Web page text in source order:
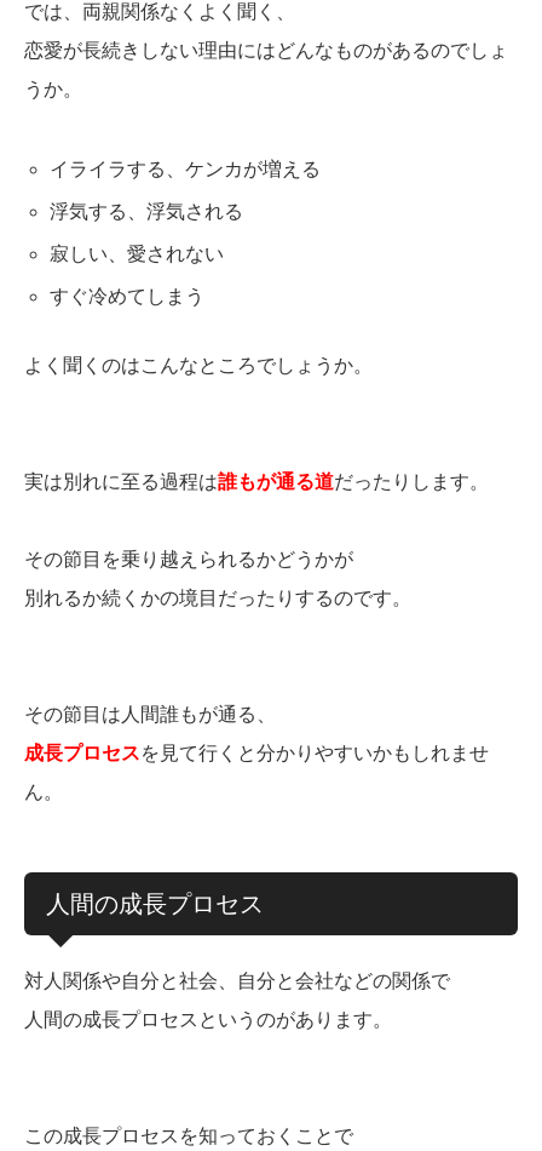
では、両親関係なくよく聞く、
恋愛が長続きしない理由にはどんなものがあるのでしょ
うか。
イライラする、ケンカが増える
浮気する、浮気される
寂しい、愛されない
すぐ冷めてしまう
よく聞くのはこんなところでしょうか。
実は別れに至る過程は誰もが通る道だったりします。
その節目を乗り越えられるかどうかが
別れるか続くかの境目だったりするのです。
その節目は人間誰もが通る、
成長プロセスを見て行くと分かりやすいかもしれませ
ん。
人間の成長プロセス
対人関係や自分と社会、自分と会社などの関係で
人間の成長プロセスというのがあります。
この成長プロセスを知っておくことで